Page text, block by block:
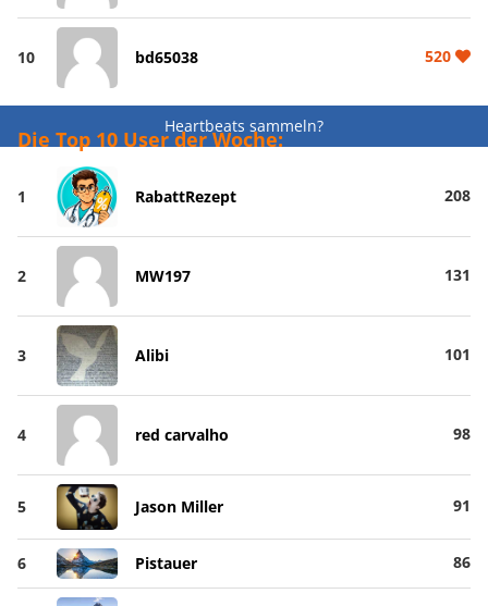
10 bd65038 520
Heartbeats sammeln?
Die Top 10 User der Woche:
1 RabattRezept 208
2 MW197 131
3 Alibi 101
4 red carvalho 98
5 Jason Miller 91
6 Pistauer 86